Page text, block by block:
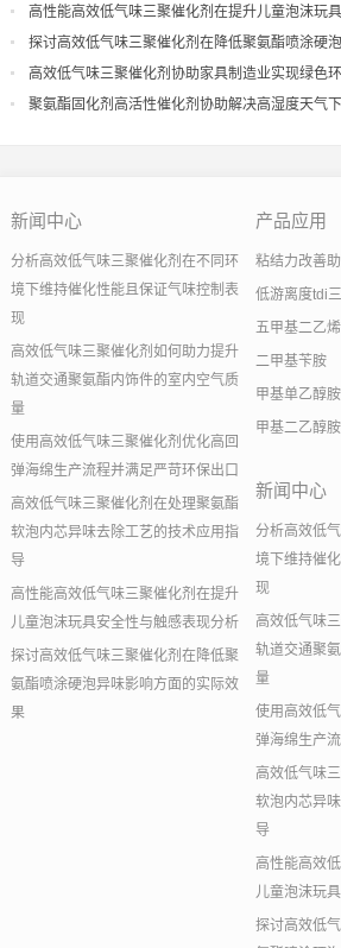
导
高性能高效低气味三聚催化剂在提升儿童泡沫玩
探讨高效低气味三聚催化剂在降低聚氨酯喷涂硬
果
高效低气味三聚催化剂协助家具制造业实现绿色
聚氨酯固化剂高活性催化剂协助解决高湿度天气
新闻中心
分析高效低气味三聚催化剂在不同环
境下维持催化性能且保证气味控制表
现
高效低气味三聚催化剂如何助力提升
轨道交通聚氨酯内饰件的室内空气质
量
使用高效低气味三聚催化剂优化高回
弹海绵生产流程并满足严苛环保出口
高效低气味三聚催化剂在处理聚氨酯
软泡内芯异味去除工艺的技术应用指
导
高性能高效低气味三聚催化剂在提升
儿童泡沫玩具安全性与触感表现分析
探讨高效低气味三聚催化剂在降低聚
氨酯喷涂硬泡异味影响方面的实际效
果
产品应用
粘结力改善
低游离度tdi
五甲基二乙
二甲基苄胺
甲基单乙醇
甲基二乙醇
新闻中心
分析高效低
境下维持催
现
高效低气味
轨道交通聚
量
使用高效低
弹海绵生产
高效低气味
软泡内芯异
导
高性能高效
儿童泡沫玩
探讨高效低